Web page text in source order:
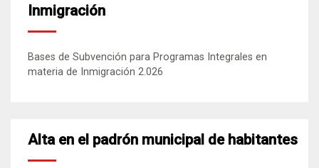
Inmigración
Bases de Subvención para Programas Integrales en
materia de Inmigración 2.026
Alta en el padrón municipal de habitantes